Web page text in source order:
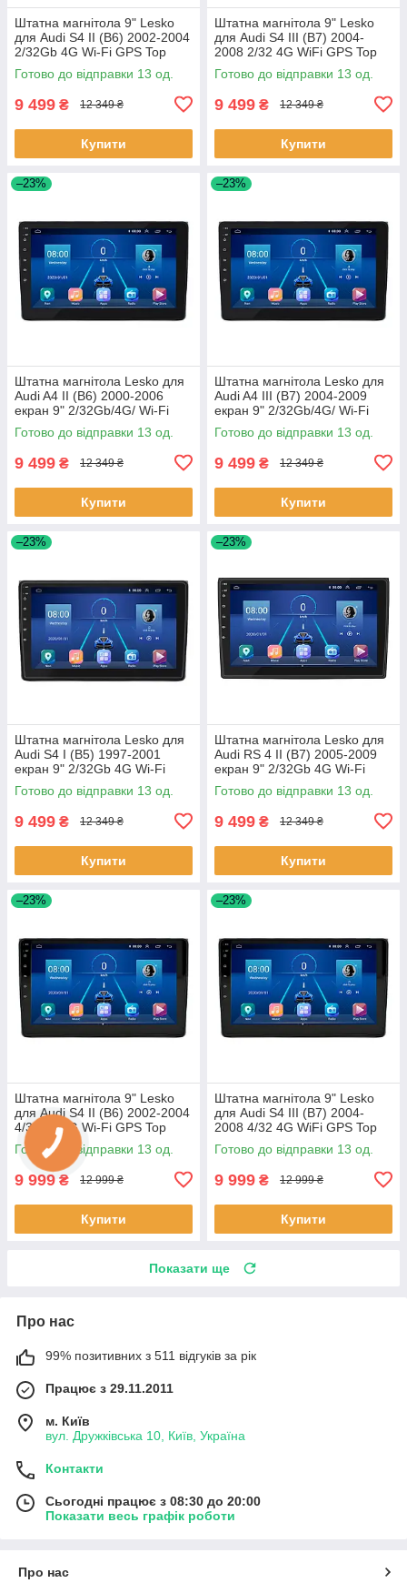
Штатна магнітола 9" Lesko
для Audi S4 II (B6) 2002-2004
2/32Gb 4G Wi-Fi GPS Top
Аудіо 13шт
Готово до відправки 13 од.
9 499 ₴ 12 349 ₴
Купити
Штатна магнітола 9" Lesko
для Audi S4 III (B7) 2004-
2008 2/32 4G WiFi GPS Top
Аудіо 13шт
Готово до відправки 13 од.
9 499 ₴ 12 349 ₴
Купити
–23%
Штатна магнітола Lesko для
Audi A4 II (B6) 2000-2006
екран 9" 2/32Gb/4G/ Wi-Fi
Premium GPS Андроїд 13шт
Готово до відправки 13 од.
9 499 ₴ 12 349 ₴
Купити
–23%
Штатна магнітола Lesko для
Audi A4 III (B7) 2004-2009
екран 9" 2/32Gb/4G/ Wi-Fi
GPS Premium ауді 13 шт.
Готово до відправки 13 од.
9 499 ₴ 12 349 ₴
Купити
–23%
Штатна магнітола Lesko для
Audi S4 I (B5) 1997-2001
екран 9" 2/32Gb 4G Wi-Fi
GPS Top 13шт
Готово до відправки 13 од.
9 499 ₴ 12 349 ₴
Купити
–23%
Штатна магнітола Lesko для
Audi RS 4 II (B7) 2005-2009
екран 9" 2/32Gb 4G Wi-Fi
GPS Top Аудіо 13шт
Готово до відправки 13 од.
9 499 ₴ 12 349 ₴
Купити
–23%
Штатна магнітола 9" Lesko
для Audi S4 II (B6) 2002-2004
4/32Gb 4G Wi-Fi GPS Top
Аудіо 13шт
Готово до відправки 13 од.
9 999 ₴ 12 999 ₴
Купити
–23%
Штатна магнітола 9" Lesko
для Audi S4 III (B7) 2004-
2008 4/32 4G WiFi GPS Top
Аудіо 13шт
Готово до відправки 13 од.
9 999 ₴ 12 999 ₴
Купити
Показати ще
Про нас
99% позитивних з 511 відгуків за рік
Працює з 29.11.2011
м. Київ
вул. Дружківська 10, Київ, Україна
Контакти
Сьогодні працює з 08:30 до 20:00
Показати весь графік роботи
Про нас